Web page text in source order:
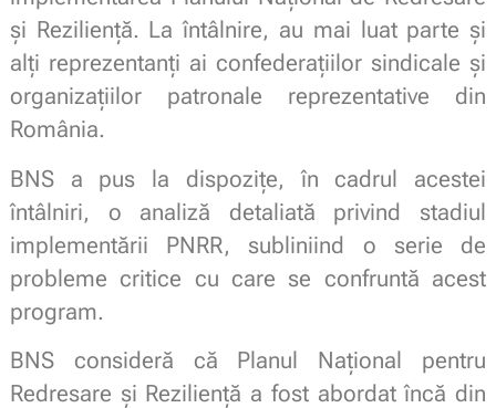
și Reziliență. La întâlnire, au mai luat parte și
alți reprezentanți ai confederațiilor sindicale și
organizațiilor patronale reprezentative din
România.
BNS a pus la dispozițe, în cadrul acestei
întâlniri, o analiză detaliată privind stadiul
implementării PNRR, subliniind o serie de
probleme critice cu care se confruntă acest
program.
BNS consideră că Planul Național pentru
Redresare și Reziliență a fost abordat încă din